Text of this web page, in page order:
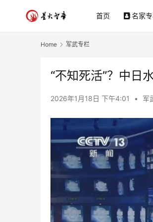
首页 名家
Home 军武专栏
“不知死活”？中日
2026年1月18日 下午4:01 • 军